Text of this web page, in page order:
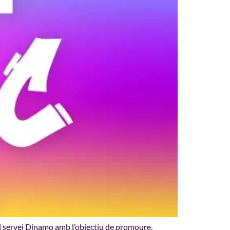
Dinamo amb l’objectiu de promoure,